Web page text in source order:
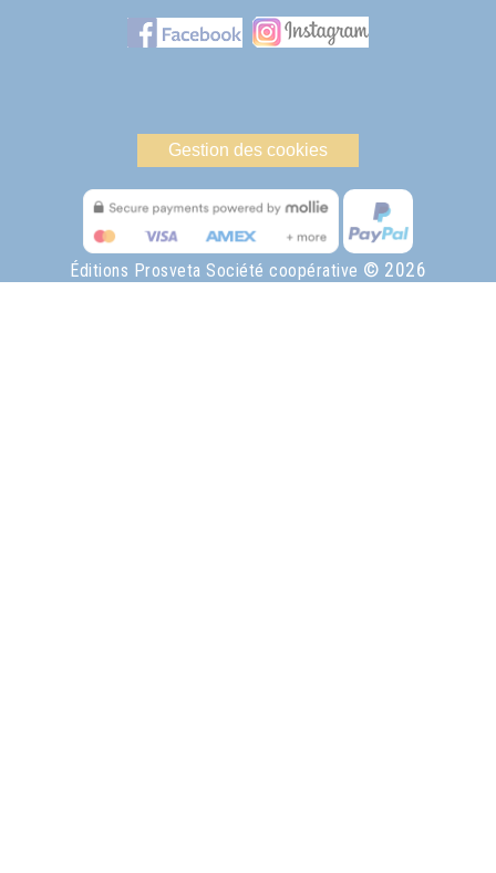
Gestion des cookies
Éditions Prosveta Société coopérative © 2026